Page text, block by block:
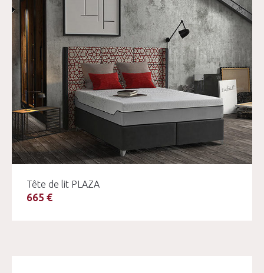
Tête de lit PLAZA
665 €